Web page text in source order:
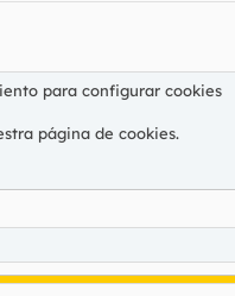
para configurar cookies
página de cookies.